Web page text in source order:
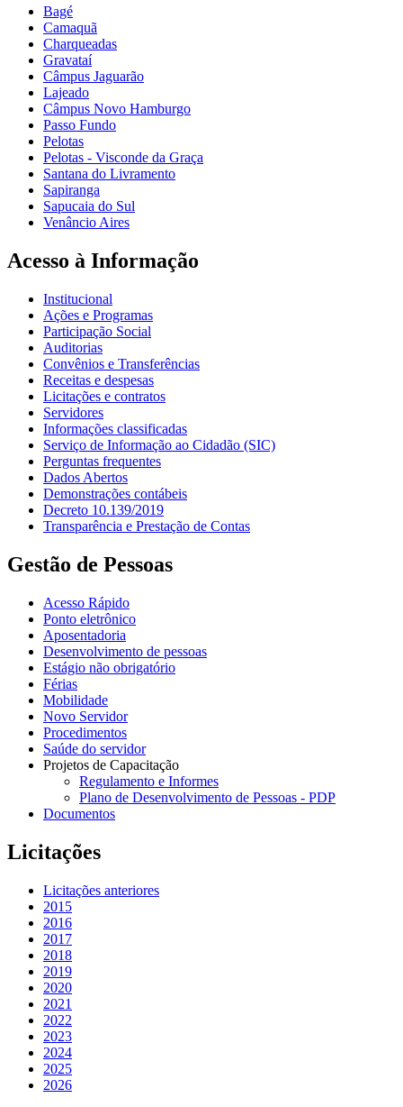
Bagé
Camaquã
Charqueadas
Gravataí
Câmpus Jaguarão
Lajeado
Câmpus Novo Hamburgo
Passo Fundo
Pelotas
Pelotas - Visconde da Graça
Santana do Livramento
Sapiranga
Sapucaia do Sul
Venâncio Aires
Acesso à Informação
Institucional
Ações e Programas
Participação Social
Auditorias
Convênios e Transferências
Receitas e despesas
Licitações e contratos
Servidores
Informações classificadas
Serviço de Informação ao Cidadão (SIC)
Perguntas frequentes
Dados Abertos
Demonstrações contábeis
Decreto 10.139/2019
Transparência e Prestação de Contas
Gestão de Pessoas
Acesso Rápido
Ponto eletrônico
Aposentadoria
Desenvolvimento de pessoas
Estágio não obrigatório
Férias
Mobilidade
Novo Servidor
Procedimentos
Saúde do servidor
Projetos de Capacitação
Regulamento e Informes
Plano de Desenvolvimento de Pessoas - PDP
Documentos
Licitações
Licitações anteriores
2015
2016
2017
2018
2019
2020
2021
2022
2023
2024
2025
2026